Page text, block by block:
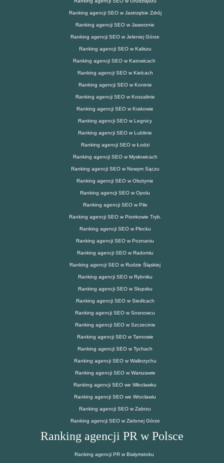
Ranking agencji SEO w Jastrzębie Zdrój
Ranking agencji SEO w Jaworznie
Ranking agencji SEO w Jeleniej Górze
Ranking agencji SEO w Kaliszu
Ranking agencji SEO w Katowicach
Ranking agencji SEO w Kielcach
Ranking agencji SEO w Koninie
Ranking agencji SEO w Koszalinie
Ranking agencji SEO w Krakowie
Ranking agencji SEO w Legnicy
Ranking agencji SEO w Lublinie
Ranking agencji SEO w Łodzi
Ranking agencji SEO w Mysłowicach
Ranking agencji SEO w Nowym Sączu
Ranking agencji SEO w Olsztynie
Ranking agencji SEO w Opolu
Ranking agencji SEO w Pile
Ranking agencji SEO w Piotrkowie Tryb.
Ranking agencji SEO w Płocku
Ranking agencji SEO w Poznaniu
Ranking agencji SEO w Radomiu
Ranking agencji SEO w Rudzie Śląskiej
Ranking agencji SEO w Rybniku
Ranking agencji SEO w Słupsku
Ranking agencji SEO w Siedlcach
Ranking agencji SEO w Sosnowcu
Ranking agencji SEO w Szczecinie
Ranking agencji SEO w Tarnowie
Ranking agencji SEO w Tychach
Ranking agencji SEO w Wałbrzychu
Ranking agencji SEO w Warszawie
Ranking agencji SEO we Włocławku
Ranking agencji SEO we Wrocławiu
Ranking agencji SEO w Zabrzu
Ranking agencji SEO w Zielonej Górze
Ranking agencji PR w Polsce
Ranking agencji PR w Białymstoku